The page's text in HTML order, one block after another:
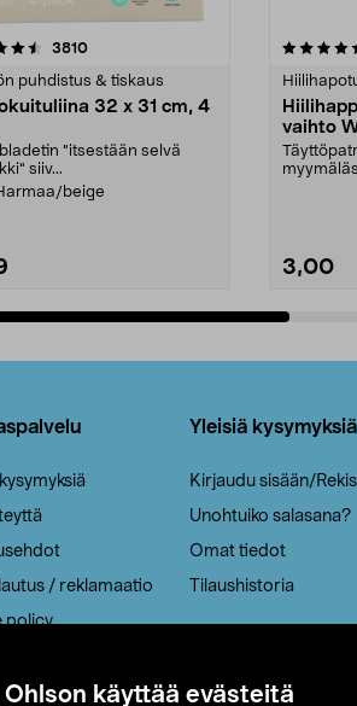
Ohlson käyttää evästeitä
3810arvostelut
puhdistus & tiskaus
32 x 31 cm, 4
"itsestään selvä
siiv...
beige
4.5viidestä
vaihto
3,00
/ reklamaatio
policy
Yleisiä kysymyksiä
Kirjaudu sisään/
Unohtuiko salasana?
Omat tiedot
Tilaushistoria